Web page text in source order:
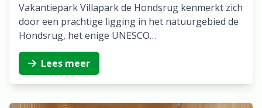
Vakantiepark Villapark de Hondsrug kenmerkt zich
door een prachtige ligging in het natuurgebied de
Hondsrug, het enige UNESCO…
Lees meer